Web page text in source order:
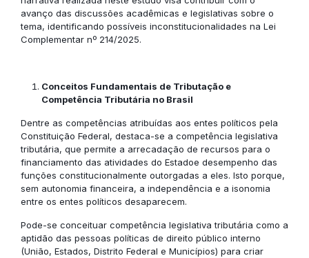
avanço das discussões acadêmicas e legislativas sobre o
tema, identificando possíveis inconstitucionalidades na Lei
Complementar nº 214/2025.
Conceitos Fundamentais de Tributação e
Competência Tributária no Brasil
Dentre as competências atribuídas aos entes políticos pela
Constituição Federal, destaca-se a competência legislativa
tributária, que permite a arrecadação de recursos para o
financiamento das atividades do Estadoe desempenho das
funções constitucionalmente outorgadas a eles. Isto porque,
sem autonomia financeira, a independência e a isonomia
entre os entes políticos desaparecem.
Pode-se conceituar competência legislativa tributária como a
aptidão das pessoas políticas de direito público interno
(União, Estados, Distrito Federal e Municípios) para criar